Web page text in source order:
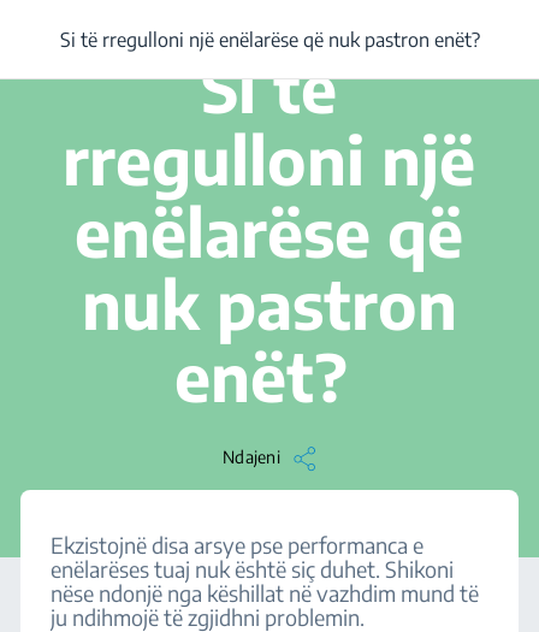
Si të rregulloni një enëlarëse që nuk pastron enët?
4 min. Lexojeni
Si të
rregulloni një
enëlarëse që
nuk pastron
enët?
Ndajeni
Si të rregulloni një enëlarëse që nuk pastron enët?
Ekzistojnë disa arsye pse performanca e
enëlarëses tuaj nuk është siç duhet. Shikoni
nëse ndonjë nga këshillat në vazhdim mund të
ju ndihmojë të zgjidhni problemin.